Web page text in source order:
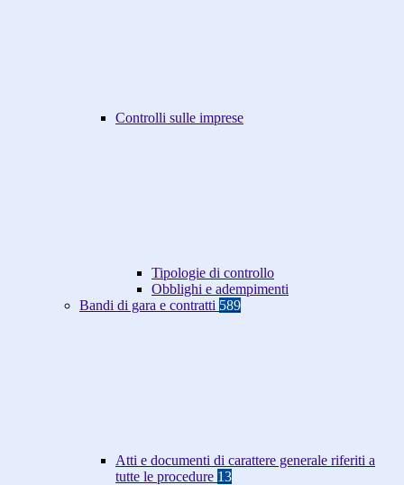
Controlli sulle imprese
Tipologie di controllo
Obblighi e adempimenti
Bandi di gara e contratti 589
Atti e documenti di carattere generale riferiti a
tutte le procedure 13